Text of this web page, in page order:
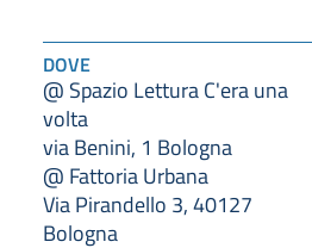
DOVE
@ Spazio Lettura C'era una
volta
via Benini, 1 Bologna
@ Fattoria Urbana
Via Pirandello 3, 40127
Bologna